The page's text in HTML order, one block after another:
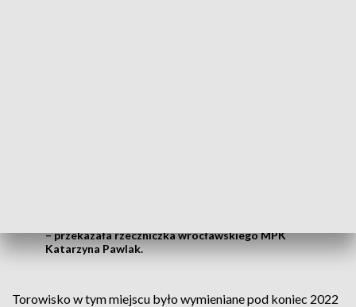
– przekazała rzeczniczka wrocławskiego MPK
Katarzyna Pawlak.
Torowisko w tym miejscu było wymieniane pod koniec 2022